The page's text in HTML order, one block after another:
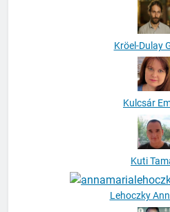
Kröel-Dulay
Kulcsár
Kuti
Lehoczky